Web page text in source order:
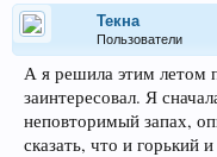
Текна
Пользователи
А я решила этим летом
заинтересовал. Я
неповторимый запах,
сказать, что и горький